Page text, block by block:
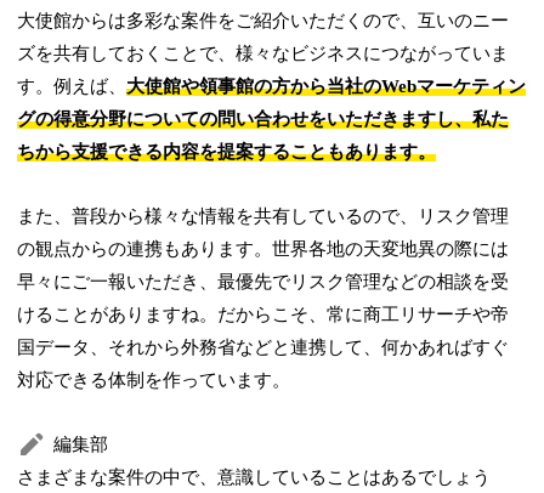
大使館からは多彩な案件をご紹介いただくので、互いのニー
ズを共有しておくことで、様々なビジネスにつながっていま
す。例えば、大使館や領事館の方から当社のWebマーケティン
グの得意分野についての問い合わせをいただきますし、私た
ちから支援できる内容を提案することもあります。
また、普段から様々な情報を共有しているので、リスク管理
の観点からの連携もあります。世界各地の天変地異の際には
早々にご一報いただき、最優先でリスク管理などの相談を受
けることがありますね。だからこそ、常に商工リサーチや帝
国データ、それから外務省などと連携して、何かあればすぐ
対応できる体制を作っています。
編集部
さまざまな案件の中で、意識していることはあるでしょう